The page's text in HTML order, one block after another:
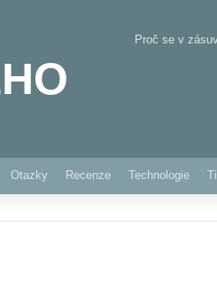
Proč se v
Otazky Recenze Technologie